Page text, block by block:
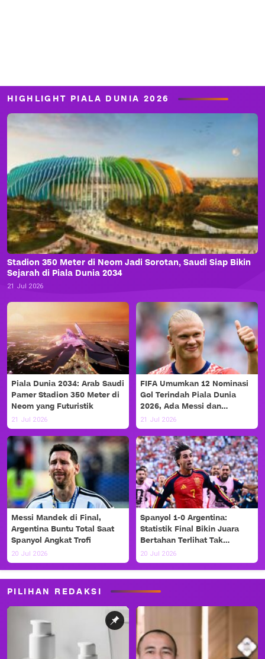
HIGHLIGHT PIALA DUNIA 2026
Stadion 350 Meter di Neom Jadi Sorotan, Saudi Siap Bikin
Sejarah di Piala Dunia 2034
21 Jul 2026
Piala Dunia 2034: Arab Saudi
Pamer Stadion 350 Meter di
Neom yang Futuristik
21 Jul 2026
FIFA Umumkan 12 Nominasi
Gol Terindah Piala Dunia
2026, Ada Messi dan
Haaland!
21 Jul 2026
Messi Mandek di Final,
Argentina Buntu Total Saat
Spanyol Angkat Trofi
20 Jul 2026
Spanyol 1-0 Argentina:
Statistik Final Bikin Juara
Bertahan Terlihat Tak
Berdaya
20 Jul 2026
PILIHAN REDAKSI